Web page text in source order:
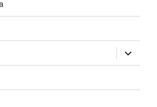
Zobrazit
položky